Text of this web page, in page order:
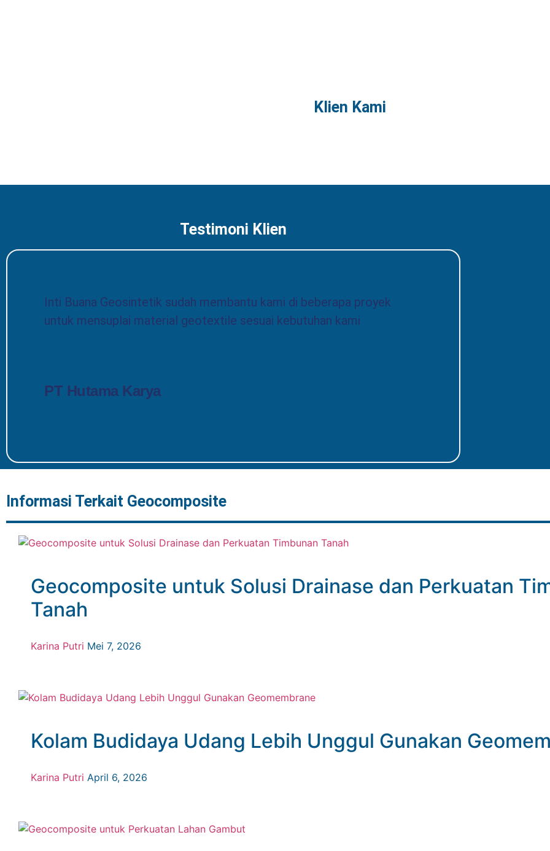
Klien Kami
Testimoni Klien
Inti Buana Geosintetik sudah membantu kami di beberapa proyek
untuk mensuplai material geotextile sesuai kebutuhan kami
PT Hutama Karya
Informasi Terkait Geocomposite
Geocomposite untuk Solusi Drainase dan Perkuatan
Tanah
Karina Putri Mei 7, 2026
Kolam Budidaya Udang Lebih Unggul Gunakan
Karina Putri April 6, 2026